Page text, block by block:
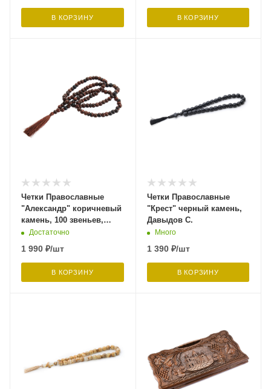
В КОРЗИНУ В КОРЗИНУ
Четки Православные
"Александр" коричневый
камень, 100 звеньев,
Давыдов С.
Достаточно
1 990 ₽/шт
В КОРЗИНУ
Четки Православные
"Крест" черный камень,
Давыдов С.
Много
1 390₽/шт
В КОРЗИНУ